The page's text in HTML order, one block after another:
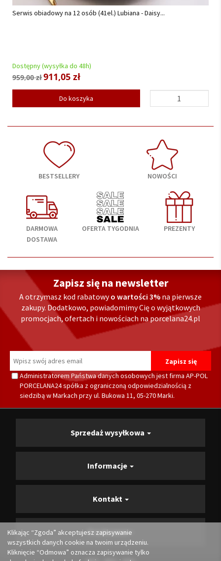
Serwis obiadowy na 12 osób (44 el) Chodzież - Akcent C000
Dostępny (wysyłka do 48h)
852,00 zł
Do koszyka
BESTSELLERY NOWOŚCI
DARMOWA
DOSTAWA
OFERTA TYGODNIA PREZENTY
Zapisz się na newsletter
A otrzymasz kod rabatowyo wartości 3% na pierwsze
zakupy. Dodatkowo, powiadomimy Cię o wyjątkowych
promocjach, ofertach i nowościach na porcelana24.pl
Administratorem Państwa danych osobowych jest firma AP-POL
PORCELANA24 spółka z ograniczoną odpowiedzialnością z
siedzibą w Markach przy ul. Bukowa 11, 05-270 Marki.
Sprzedaż wysyłkowa
Informacje
Kontakt
Producenci
Klikając “Zgoda” akceptujesz zapisywanie
wszystkich danych cookie na twoim urządzeniu.
Kliknięcie “Odmowa” oznacza zapisywanie tylko